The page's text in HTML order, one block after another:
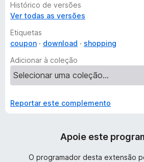
Histórico de versões
Ver todas as versões
Etiquetas
coupon
download
shopping
Adicionar à coleção
Reportar este complemento
Apoie este
O programador desta extensão